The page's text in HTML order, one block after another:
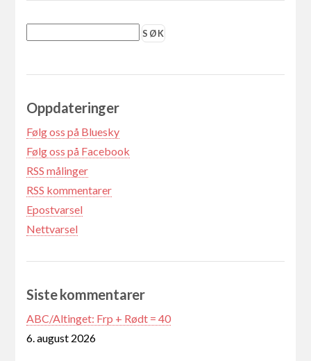
Oppdateringer
Følg oss på Bluesky
Følg oss på Facebook
RSS målinger
RSS kommentarer
Epostvarsel
Nettvarsel
Siste kommentarer
ABC/Altinget: Frp + Rødt = 40
6. august 2026